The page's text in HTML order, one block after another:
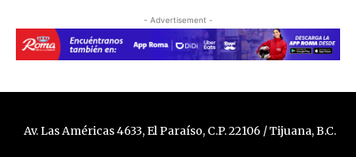
- Advertisement -
Av. Las Américas 4633, El Paraíso, C.P. 22106 / Tijuana, B.C.